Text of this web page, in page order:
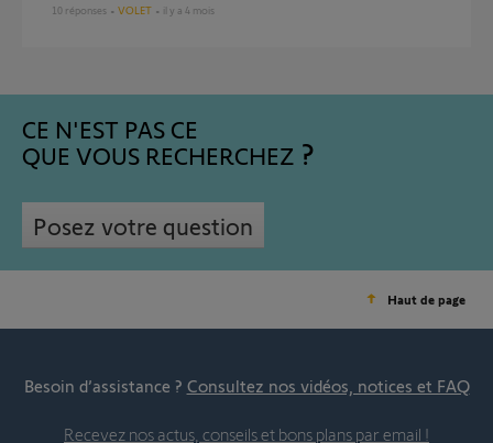
10 réponses VOLET il y a 4 mois
CE N'EST PAS CE
QUE VOUS RECHERCHEZ
Posez votre question
Haut de page
Besoin d’assistance ? Consultez nos vidéos, notices et FAQ
Recevez nos actus, conseils et bons plans par email !